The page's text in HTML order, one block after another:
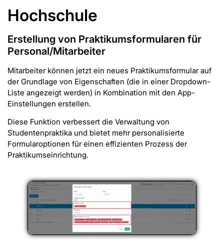
Hochschule
Erstellung von Praktikumsformularen für
Personal/Mitarbeiter
Mitarbeiter können jetzt ein neues Praktikumsformular auf
der Grundlage von Eigenschaften (die in einer Dropdown-
Liste angezeigt werden) in Kombination mit den App-
Einstellungen erstellen.
Diese Funktion verbessert die Verwaltung von
Studentenpraktika und bietet mehr personalisierte
Formularoptionen für einen effizienten Prozess der
Praktikumseinrichtung.